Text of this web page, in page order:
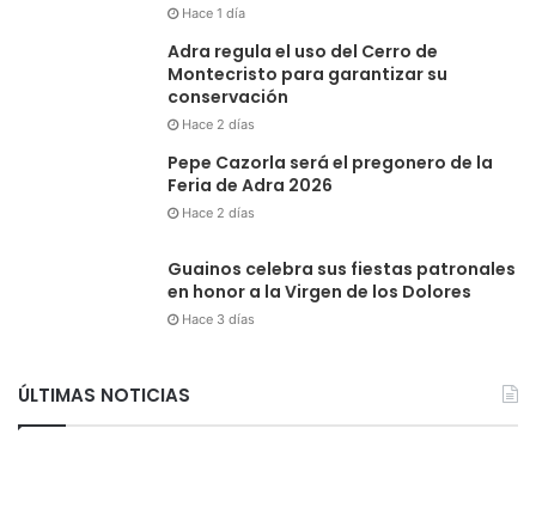
Hace 1 día
Adra regula el uso del Cerro de
Montecristo para garantizar su
conservación
Hace 2 días
Pepe Cazorla será el pregonero de la
Feria de Adra 2026
Hace 2 días
Guainos celebra sus fiestas patronales
en honor a la Virgen de los Dolores
Hace 3 días
ÚLTIMAS NOTICIAS